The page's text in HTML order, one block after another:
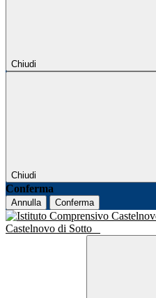
Chiudi
Chiudi
Conferma
Annulla Conferma
Castelnovo di Sotto